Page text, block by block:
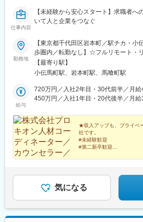
仕事内容
【未経験から安心スタート】求職者へ
いて人と企業をつなぐ
勤務地
【東京都千代田区岩本町／駅チカ・小
歩圏内／転勤なし】☆フルリモート・
モートのため、全国で居住可）本社／
4 岩本町194ビル2階＜アクセス＞東京
JR「馬喰町駅」から徒歩5分都営地下
ら徒歩5分JR「神田駅」から徒歩9分東
U・Iターン支援など、上京を考えてい
す！
【最寄り駅】
小伝馬町駅、岩本町駅、馬喰町駅
給与
720万円／入社2年目・30代前半／月
450万円／入社1年目・20代後半／月
★収入アップも、プライベ
社です。
#未経験歓迎
#第二新卒歓迎
#5名以上採用
#週休3日制
#研修制度充実
#フルフレックス
気になる